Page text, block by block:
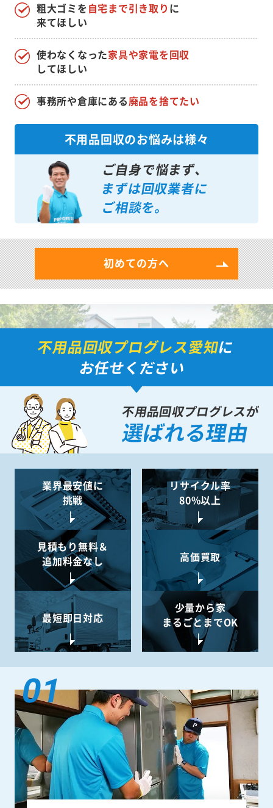
使わなくなった家具や家電を回収
してほしい
粗大ゴミを自宅まで引き取り に
来てほしい
事務所や倉庫にある廃品を捨てたい
不用品回収のお悩みは様々
ご自身で悩まず、
まずは回収業者に
ご相談を。
初めての方へ
不用品回収プログレス愛知に
お任せください
不用品回収プログレスが
選ばれる理由
業界最安値に
挑戦
リサイクル率
80%以上
見積もり無料＆
追加料金なし
高価買取
最短即日対応
少量から家
まるごとまでOK